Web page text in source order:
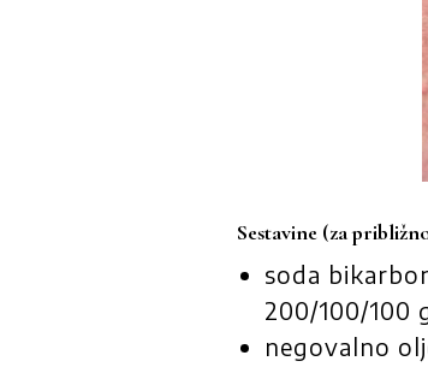
Sestavine (za
soda
200/100/100
negovalno